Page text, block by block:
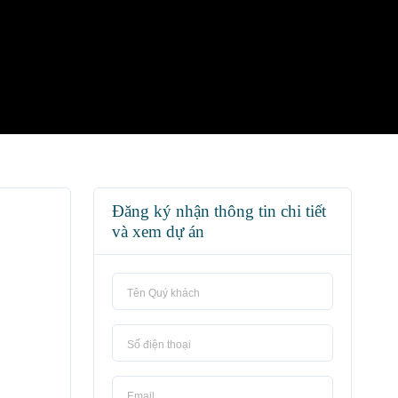
Đăng ký nhận thông tin chi tiết
và xem dự án